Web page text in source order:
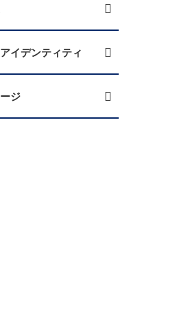
イデンティティ
ジ